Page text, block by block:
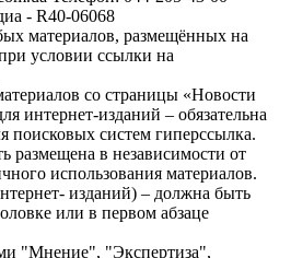
- R40-06068
материалов, размещённых на
условии ссылки на
со страницы «Новости
интернет-изданий – обязательна
поисковых систем гиперссылка.
размещена в независимости от
использования материалов.
изданий) – должна быть
или в первом абзаце
"Мнение", "Экспертиза",